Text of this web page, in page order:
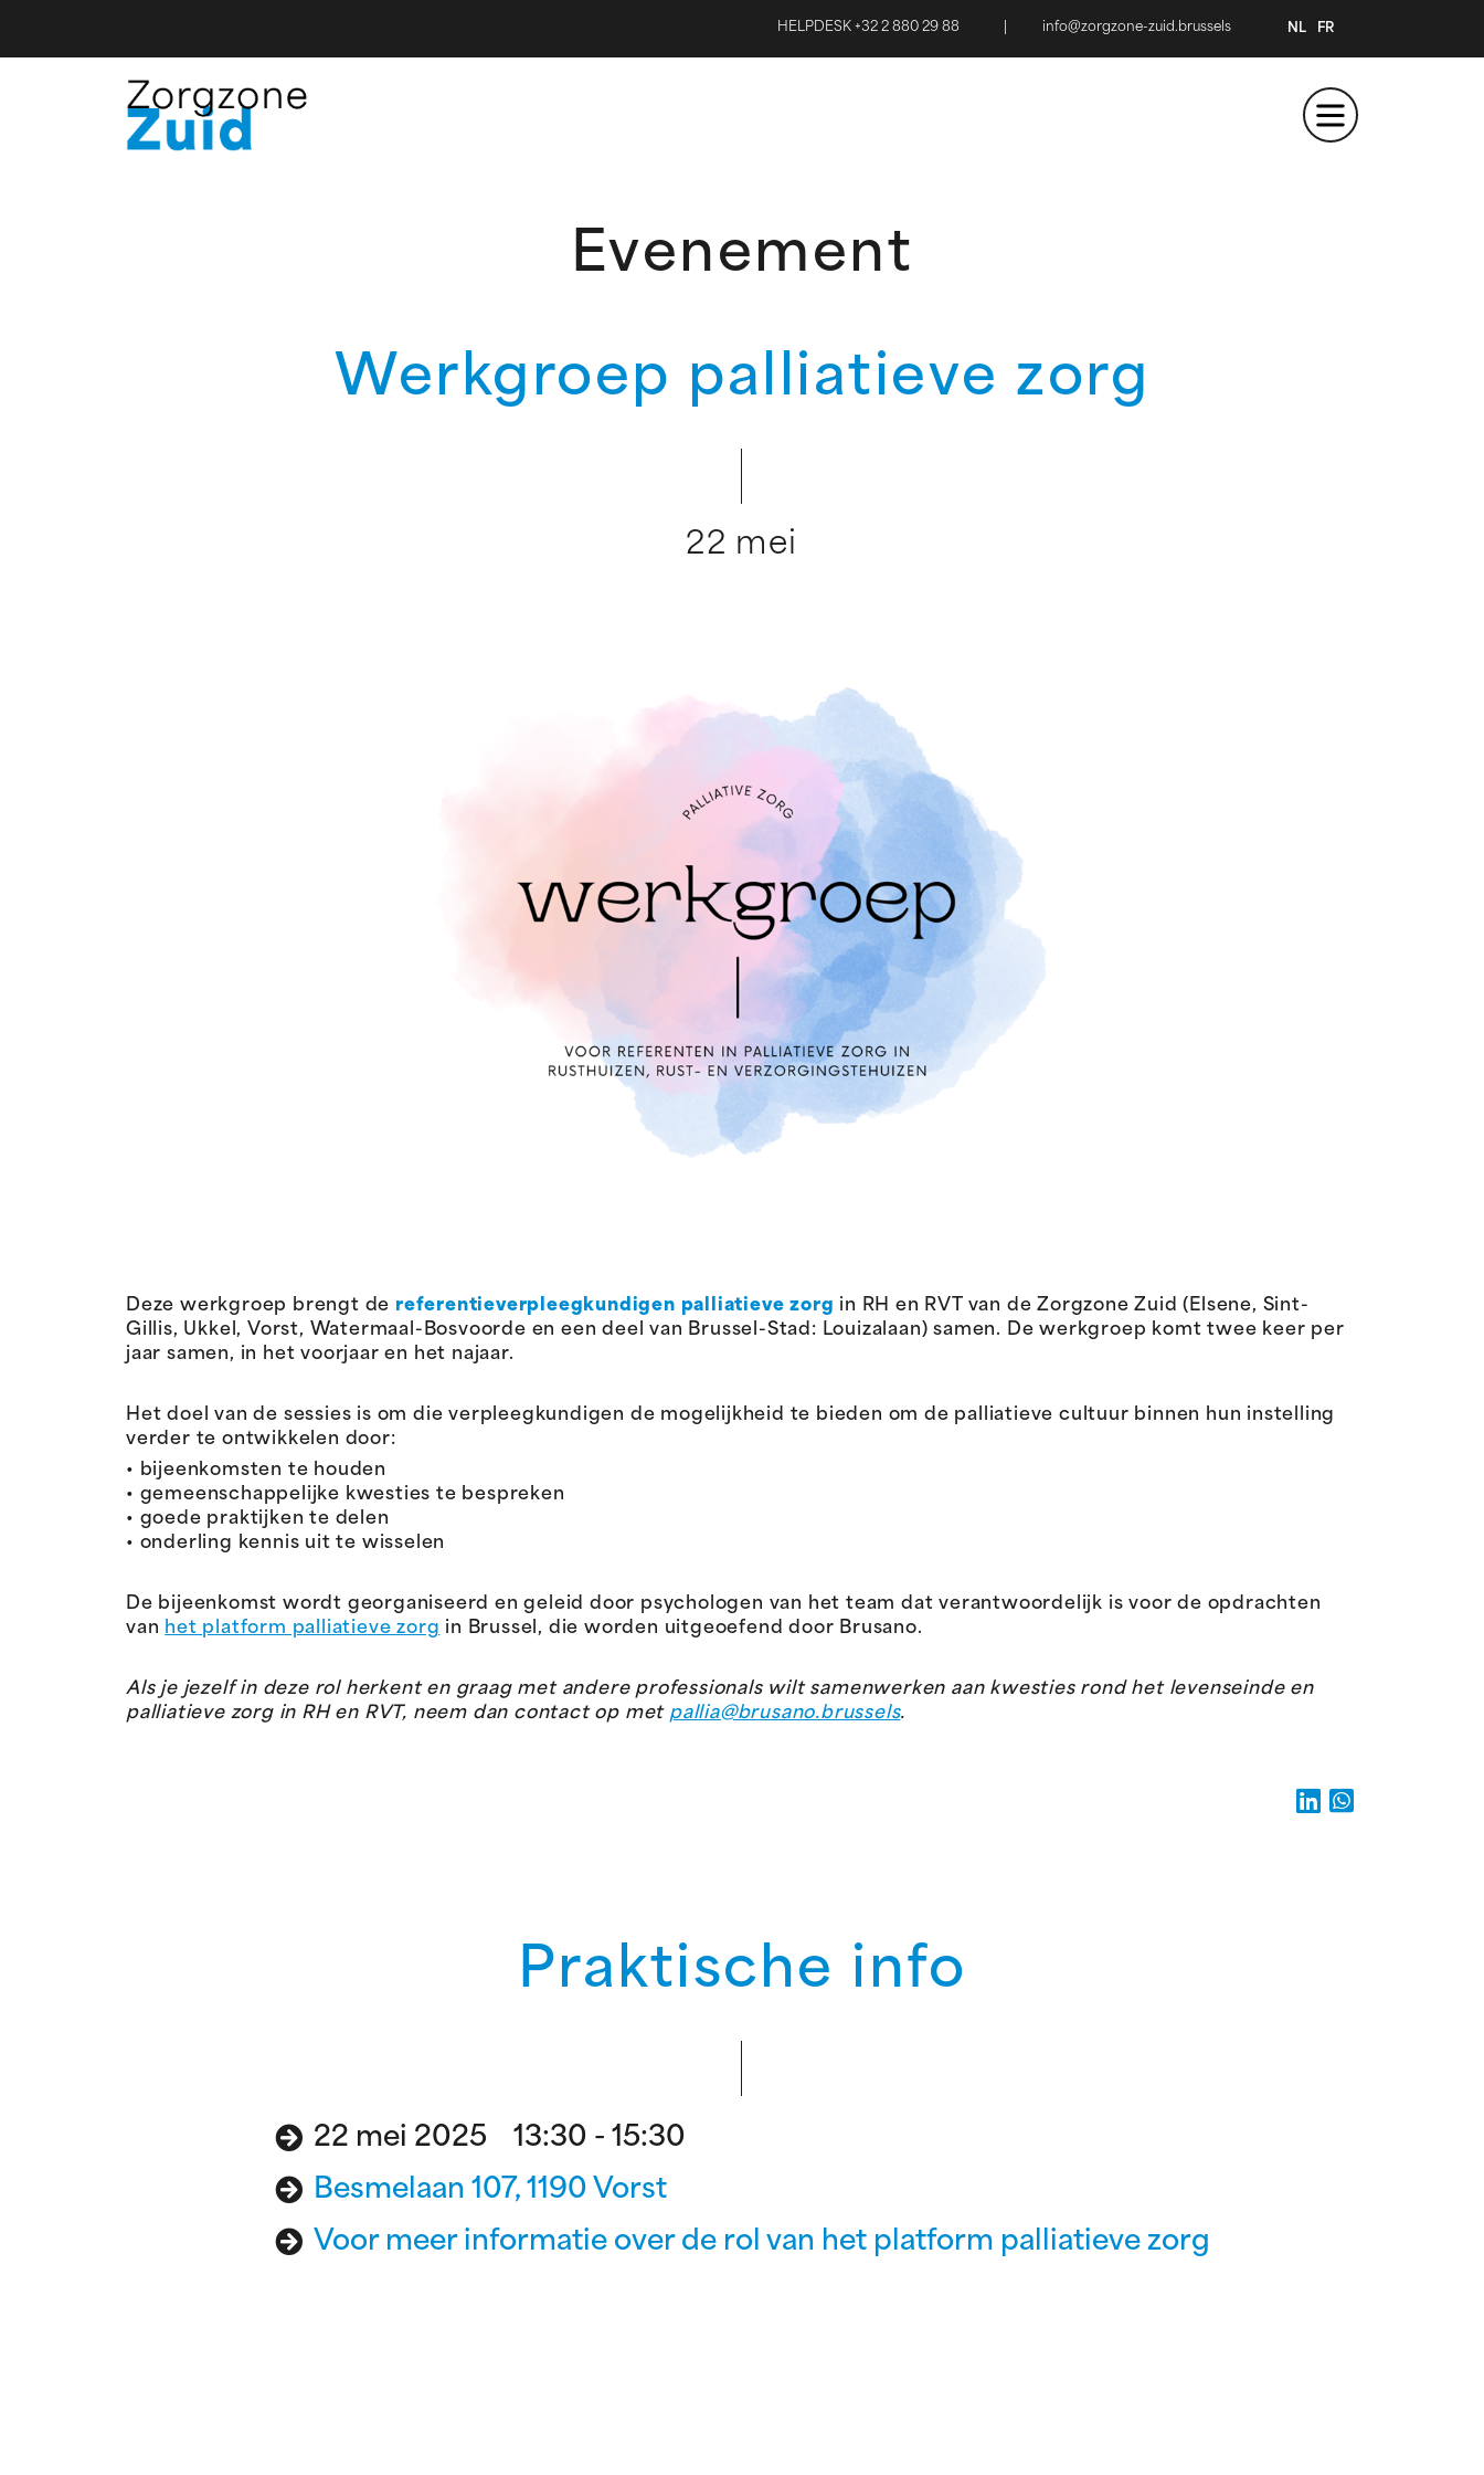
HELPDESK +32 2 880 29 88 info@zorgzone-zuid.brussels NL FR
Evenement
Werkgroep palliatieve zorg
22 mei
Deze werkgroep brengt de referentieverpleegkundigen palliatieve zorg in RH en RVT van de Zorgzone Zuid (Elsene, Sint-
Gillis, Ukkel, Vorst, Watermaal-Bosvoorde en een deel van Brussel-Stad: Louizalaan) samen. De werkgroep komt twee keer per
jaar samen, in het voorjaar en het najaar.
Het doel van de sessies is om die verpleegkundigen de mogelijkheid te bieden om de palliatieve cultuur binnen hun instelling
verder te ontwikkelen door:
• bijeenkomsten te houden
• gemeenschappelijke kwesties te bespreken
• goede praktijken te delen
• onderling kennis uit te wisselen
De bijeenkomst wordt georganiseerd en geleid door psychologen van het team dat verantwoordelijk is voor de opdrachten
van het platform palliatieve zorg in Brussel, die worden uitgeoefend door Brusano.
Als je jezelf in deze rol herkent en graag met andere professionals wilt samenwerken aan kwesties rond het levenseinde en
palliatieve zorg in RH en RVT, neem dan contact op met pallia@brusano.brussels.
Praktische info
22 mei 2025 13:30 - 15:30
Besmelaan 107, 1190 Vorst
Voor meer informatie over de rol van het platform palliatieve zorg